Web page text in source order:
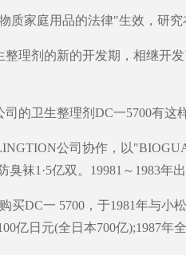
质家庭用品的法律"生效，研
整理剂的新的开发期，相继开
司的卫生整理剂DC一5700有这
公司协作，以
臭袜1·5亿双。19981～1983
买DC一 5700，于1981年与小
亿日元(全日本700亿);1987年